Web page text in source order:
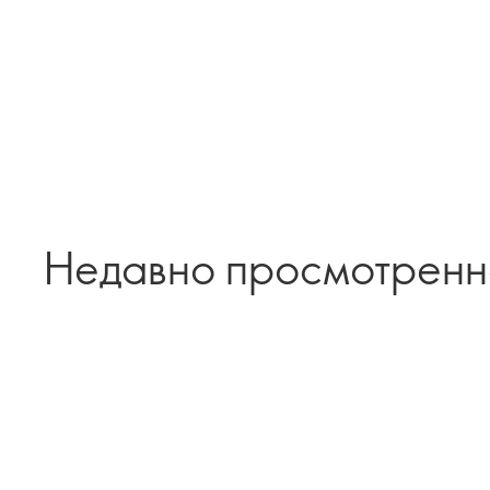
Недавно